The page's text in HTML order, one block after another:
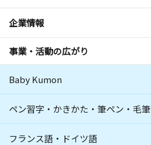
企業情報
事業・活動の広がり
Baby Kumon
ペン習字・かきかた・筆ペン・毛筆
フランス語・ドイツ語